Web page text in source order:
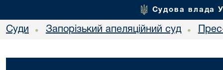
Судова влада
Суди • Запорізький апеляційний суд •